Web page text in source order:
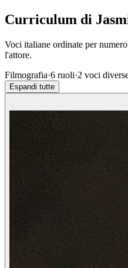
Curriculum di
Voci italiane ordinate per
l'attore.
Filmografia·6 ruoli·2 voci
Espandi tutte